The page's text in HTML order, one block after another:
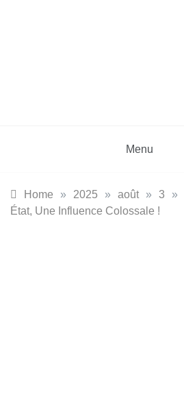
Menu
Home » 2025 » août » 3 »
État, Une Influence Colossale !